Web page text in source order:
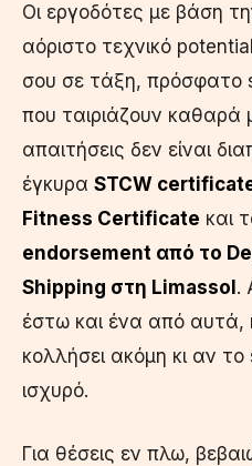
Οι εργοδότες με βάση
αόριστο τεχνικό
σου σε τάξη, πρόσφατο
που ταιριάζουν καθαρά
απαιτήσεις δεν είναι
έγκυρα STCW
Fitness Certificate και
endorsement από το
Shipping στη Limassol .
έστω και ένα από αυτά,
κολλήσει ακόμη κι αν
ισχυρό.
Για θέσεις εν πλω,